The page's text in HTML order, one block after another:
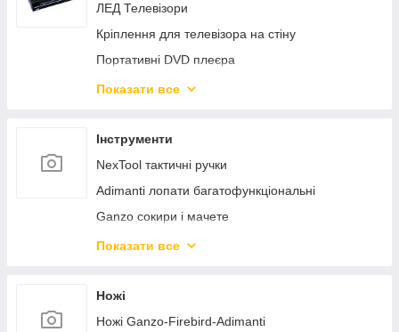
ЛЕД Телевізори
Кріплення для телевізора на стіну
Портативні DVD плеєра
АНТЕНИ до телевізорів і Т2 тюнерів
Показати все
Інструменти
NexTool тактичні ручки
Adimanti лопати багатофункціональні
Ganzo сокири і мачете
Nextool лопати багатофункціональні
Сivivi тактичні ручки
Nextorch лопати багатофункціональні
Показати все
Ножі
Ножі Ganzo-Firebird-Adimanti